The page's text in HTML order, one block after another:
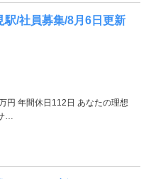
駅/社員募集/8月6日更新
円 年間休日112日 あなたの理想
…